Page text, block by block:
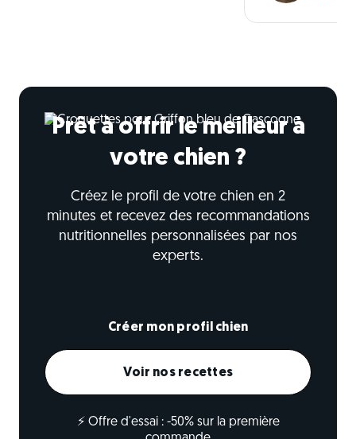
Prêt à offrir le meilleur à
votre chien ?
Créez le profil de votre chien en 2
minutes et recevez des recommandations
nutritionnelles personnalisées par nos
experts.
Créer mon profil chien
Voir nos recettes
⚡ Offre d'essai : -50% sur la première